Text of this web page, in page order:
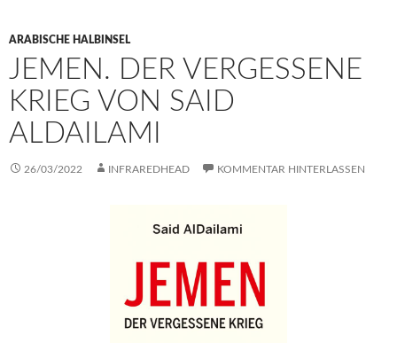
ARABISCHE HALBINSEL
JEMEN. DER VERGESSENE
KRIEG VON SAID
ALDAILAMI
26/03/2022 INFRAREDHEAD KOMMENTAR HINTERLASSEN